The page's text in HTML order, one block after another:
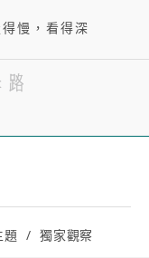
慢，看得深
題 / 獨家觀察